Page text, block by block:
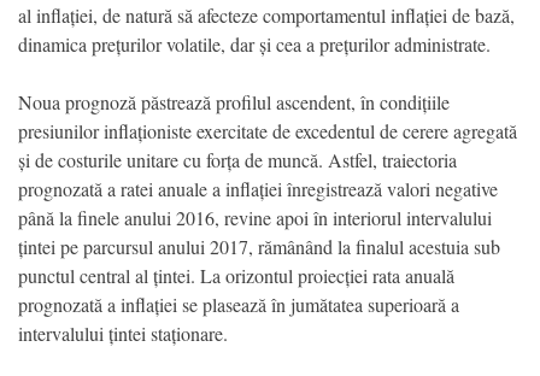
al inflației, de natură să afecteze comportamentul inflației de bază,
dinamica prețurilor volatile, dar și cea a prețurilor administrate.
Noua prognoză păstrează profilul ascendent, în condițiile
presiunilor inflaționiste exercitate de excedentul de cerere agregată
și de costurile unitare cu forța de muncă. Astfel, traiectoria
prognozată a ratei anuale a inflației înregistrează valori negative
până la finele anului 2016, revine apoi în interiorul intervalului
țintei pe parcursul anului 2017, rămânând la finalul acestuia sub
punctul central al țintei. La orizontul proiecției rata anuală
prognozată a inflației se plasează în jumătatea superioară a
intervalului țintei staționare.